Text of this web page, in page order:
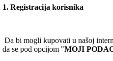
1. Registracija korisnika
Da bi mogli kupovati u našoj
da se pod opcijom "MOJI